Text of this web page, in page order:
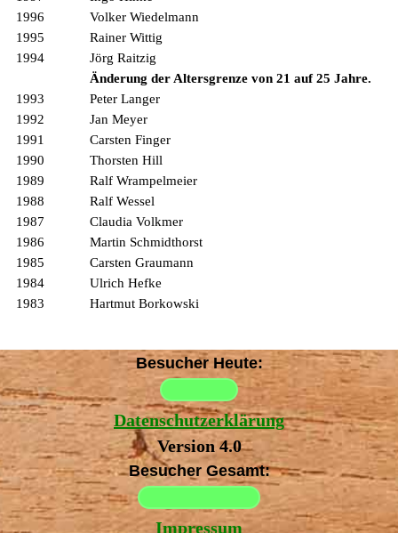
1996
Volker Wiedelmann
1995
Rainer Wittig
1994
Jörg Raitzig
Änderung der Altersgrenze von 21 auf 25 Jahre.
1993
Peter Langer
1992
Jan Meyer
1991
Carsten Finger
1990
Thorsten Hill
1989
Ralf Wrampelmeier
1988
Ralf Wessel
1987
Claudia Volkmer
1986
Martin Schmidthorst
1985
Carsten Graumann
1984
Ulrich Hefke
1983
Hartmut Borkowski
Besucher Heute:
Datenschutzerklärung
Version 4.0
Besucher Gesamt:
Impressum